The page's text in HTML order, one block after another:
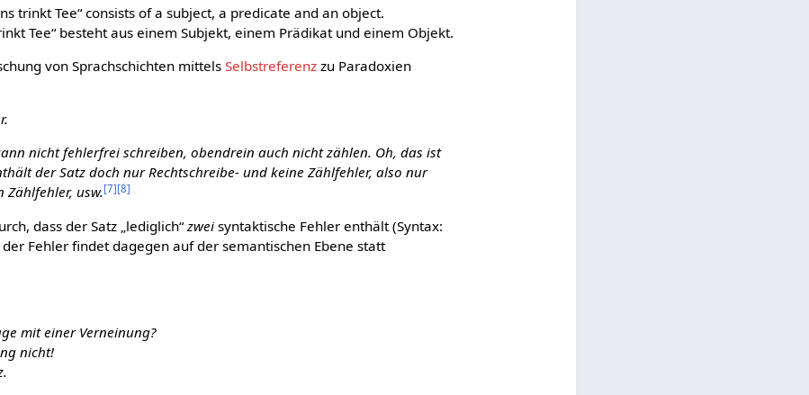
trinkt Tee“ consists of a subject, a predicate and an object.
Tee“ besteht aus einem Subjekt, einem Prädikat und einem Objekt.
von Sprachschichten mittelsSelbstreferenz zu Paradoxien
nicht fehlerfrei schreiben, obendrein auch nicht zählen. Oh, das ist
der Satz doch nur Rechtschreibe- und keine Zählfehler, also nur
Zählfehler, usw.[7][8]
dass der Satz „lediglich“zwei syntaktische Fehler enthält (Syntax:
Fehler findet dagegen auf der semantischen Ebene statt
mit einer Verneinung?
nicht!